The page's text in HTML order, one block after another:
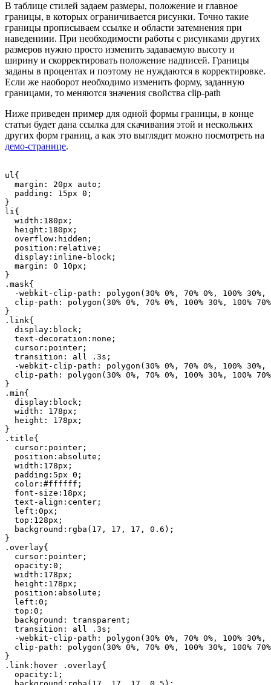
В таблице стилей задаем размеры, положение и главное
границы, в которых ограничивается рисунки. Точно такие
границы прописываем ссылке и области затемнения при
наведениии. При необходимости работы с рисунками других
размеров нужно просто изменить задаваемую высоту и
ширину и скорректировать положение надписей. Границы
заданы в процентах и поэтому не нуждаются в корректировке.
Если же наоборот необходимо изменить форму, заданную
границами, то меняются значения свойства clip-path
Ниже приведен пример для одной формы границы, в конце
статьи будет дана ссылка для скачивания этой и нескольких
других форм границ, а как это выглядит можно посмотреть на
демо-странице.
ul{
  margin: 20px auto;
  padding: 15px 0;
}
li{
  width:180px;
  height:180px;
  overflow:hidden;
  position:relative;
  display:inline-block;
  margin: 0 10px;
}
.mask{
-webkit-clip-path: polygon(30% 0%, 70% 0%, 100%
clip-path: polygon(30% 0%, 70% 0%, 100% 30%, 100%
}
.link{
  display:block;
  text-decoration:none;
  cursor:pointer;
  transition: all .3s;
-webkit-clip-path: polygon(30% 0%, 70% 0%, 100%
clip-path: polygon(30% 0%, 70% 0%, 100% 30%, 100%
}
.min{
  display:block;
  width: 178px;
  height: 178px;
}
.title{
  cursor:pointer;
  position:absolute;
  width:178px;
  padding:5px 0;
  color:#ffffff;
  font-size:18px;
  text-align:center;
  left:0px;
  top:128px;
  background:rgba(17, 17, 17, 0.6);
}
.overlay{
  cursor:pointer;
  opacity:0;
  width:178px;
  height:178px;
  position:absolute;
  left:0;
  top:0;
  background: transparent;
  transition: all .3s;
-webkit-clip-path: polygon(30% 0%, 70% 0%, 100%
clip-path: polygon(30% 0%, 70% 0%, 100% 30%, 100%
}
.link:hover .overlay{
  opacity:1;